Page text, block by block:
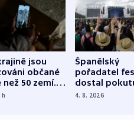
jsou
občané
než 50 zemí.
na straně
h
Španělský
pořadatel
dostal
nekalé
4. 8. 2026